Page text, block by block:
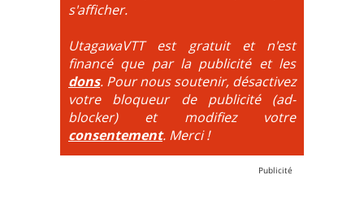
maximum de tous ces paramètres.
très proche du trial : épingles à passer
très hautes etc.
= On prend les difficultés du niveau 5 et on les
additionne, c'est à dire qu'on peut combiner pente
très raide avec épingles trialisantes !
s'afficher.
UtagawaVTT est gratuit et n'est
financé que par la publicité et les
dons. Pour nous soutenir, désactivez
votre bloqueur de publicité (ad-
blocker) et modifiez votre
consentement. Merci !